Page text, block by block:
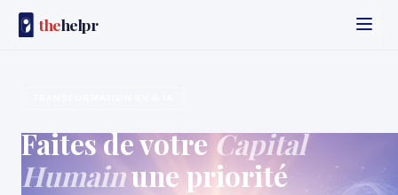
thehelpr
Faites de votreCapital
Humainune priorité